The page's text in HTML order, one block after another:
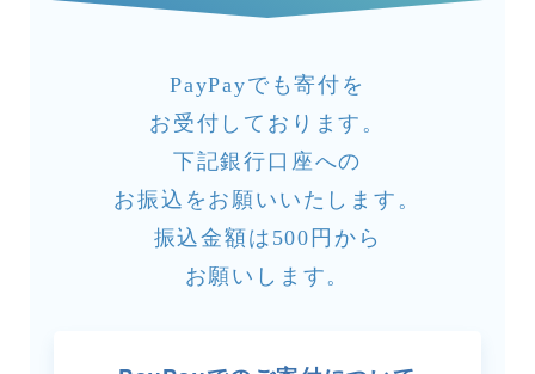
PayPayでも寄付を
お受付しております。
下記銀行口座への
お振込をお願いいたします。
振込金額は500円から
お願いします。